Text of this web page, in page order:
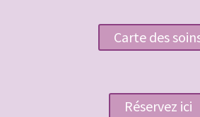
Carte des
Réservez ici